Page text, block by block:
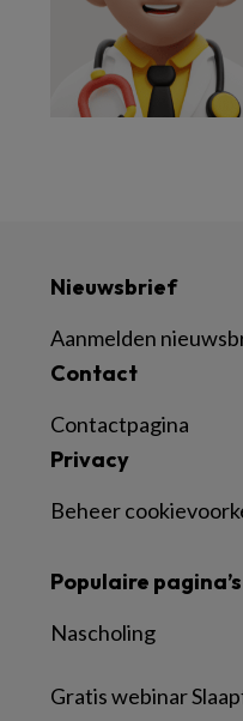
Nieuwsbrief
Aanmelden
Contact
Contactpagina
Privacy
Beheer
Populaire pagina’s
Nascholing
Gratis webinar